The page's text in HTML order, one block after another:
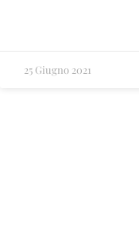
25 Giugno 2021